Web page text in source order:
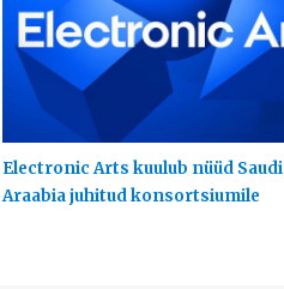
Electronic Arts kuulub nüüd Saudi
Araabia juhitud konsortsiumile